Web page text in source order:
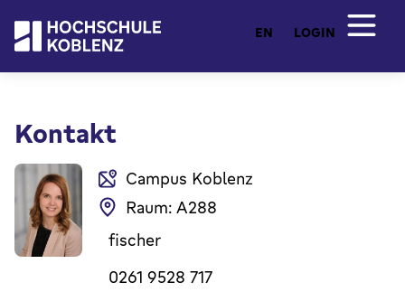
EN LOGIN
Kontakt
Campus Koblenz
Raum: A288
fischer
0261 9528 717